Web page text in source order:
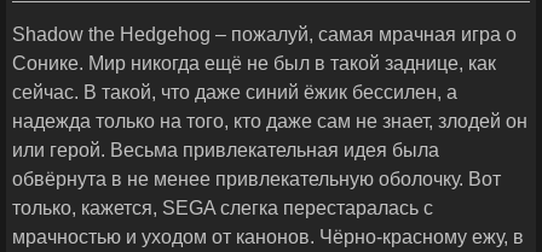
Shadow the Hedgehog – пожалуй, самая мрачная игра о
Сонике. Мир никогда ещё не был в такой заднице, как
сейчас. В такой, что даже синий ёжик бессилен, а
надежда только на того, кто даже сам не знает, злодей он
или герой. Весьма привлекательная идея была
обвёрнута в не менее привлекательную оболочку. Вот
только, кажется, SEGA слегка перестаралась с
мрачностью и уходом от канонов. Чёрно-красному ежу, в